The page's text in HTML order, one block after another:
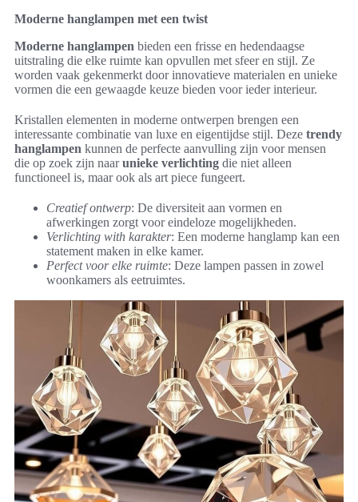
Moderne hanglampen met een twist
Moderne hanglampen bieden een frisse en hedendaagse
uitstraling die elke ruimte kan opvullen met sfeer en stijl. Ze
worden vaak gekenmerkt door innovatieve materialen en unieke
vormen die een gewaagde keuze bieden voor ieder interieur.
Kristallen elementen in moderne ontwerpen brengen een
interessante combinatie van luxe en eigentijdse stijl. Deze trendy
hanglampen kunnen de perfecte aanvulling zijn voor mensen
die op zoek zijn naarunieke verlichting die niet alleen
functioneel is, maar ook als art piece fungeert.
Creatief ontwerp: De diversiteit aan vormen en
afwerkingen zorgt voor eindeloze mogelijkheden.
Verlichting with karakter: Een moderne hanglamp kan een
statement maken in elke kamer.
Perfect voor elke ruimte: Deze lampen passen in zowel
woonkamers als eetruimtes.